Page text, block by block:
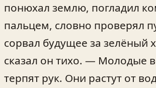
понюхал землю, погладил
пальцем, словно проверял
сорвал будущее за зелёный
сказал он тихо. — Молодые
терпят рук. Они растут от